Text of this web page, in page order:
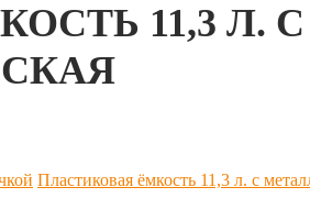
11,3 Л.
Пластиковая ёмкость 11,3 л. с